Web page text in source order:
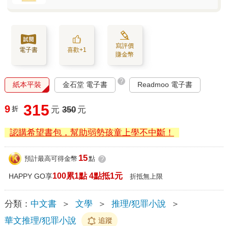
電子書 喜歡+1
寫評價
賺金幣
紙本平裝 金石堂 電子書 ? Readmoo 電子書
9 折 315 元 350 元
認購希望書包，幫助弱勢孩童上學不中斷！
預計最高可得金幣 15點 ?
HAPPY GO享100累1點 4點抵1元 折抵無上限
分類： 中文書 ＞ 文學 ＞ 推理/犯罪小說
＞
華文推理/犯罪小說
追蹤